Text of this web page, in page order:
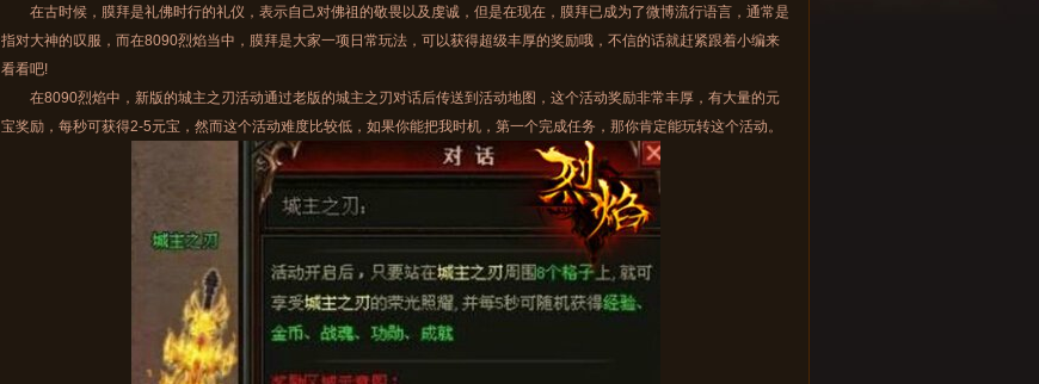
在古时候，膜拜是礼佛时行的礼仪，表示自己对佛祖的敬畏以及虔诚，但是在现在，膜拜已成为了微博流行语言，通常是
指对大神的叹服，而在8090烈焰当中，膜拜是大家一项日常玩法，可以获得超级丰厚的奖励哦，不信的话就赶紧跟着小编来
看看吧!
在8090烈焰中，新版的城主之刃活动通过老版的城主之刃对话后传送到活动地图，这个活动奖励非常丰厚，有大量的元
宝奖励，每秒可获得2-5元宝，然而这个活动难度比较低，如果你能把我时机，第一个完成任务，那你肯定能玩转这个活动。